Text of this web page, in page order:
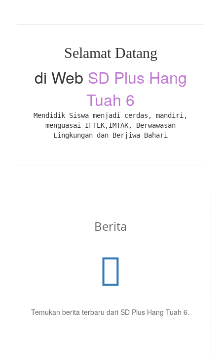
Selamat Datang
di Web SD Plus Hang
Tuah 6
Mendidik Siswa menjadi cerdas, mandiri,
menguasai IFTEK,IMTAK, Berwawasan
Lingkungan dan Berjiwa Bahari
Berita
Temukan berita terbaru dari SD Plus Hang Tuah 6.